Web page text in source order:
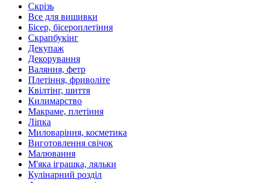
Скрізь
Все для вишивки
Бісер, бісероплетіння
Скрапбукінг
Декупаж
Декорування
Валяння, фетр
Плетіння, фриволіте
Квілтінг, шиття
Килимарство
Макраме, плетіння
Ліпка
Миловаріння, косметика
Виготовлення свічок
Малювання
М'яка іграшка, ляльки
Кулінарний розділ